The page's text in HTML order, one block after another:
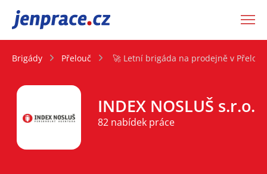
JenPráce.cz
Brigády Přelouč 🚀 Letní brigáda na prodejně v
INDEX NOSLUŠ s.r.o.
82 nabídek práce